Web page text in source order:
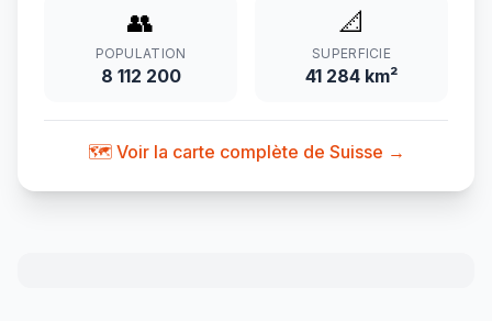
👥
POPULATION
8 112 200
📐
SUPERFICIE
41 284 km²
🗺️ Voir la carte complète de Suisse →